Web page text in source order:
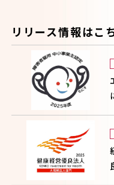
リリース情報はこ